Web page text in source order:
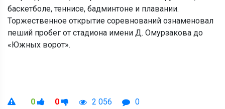
баскетболе, теннисе, бадминтоне и плавании.
Торжественное открытие соревнований ознаменовал
пеший пробег от стадиона имени Д. Омурзакова до
«Южных ворот».
0 0 2 056 0